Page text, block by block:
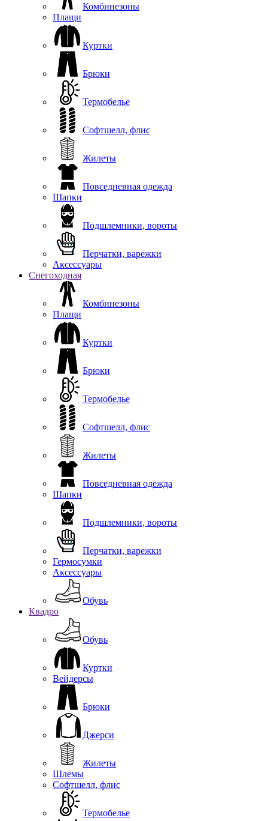
Комбинезоны
Плащи
Куртки
Брюки
Термобелье
Софтшелл, флис
Жилеты
Повседневная одежда
Шапки
Подшлемники, вороты
Перчатки, варежки
Аксессуары
Снегоходная
Комбинезоны
Плащи
Куртки
Брюки
Термобелье
Софтшелл, флис
Жилеты
Повседневная одежда
Шапки
Подшлемники, вороты
Перчатки, варежки
Гермосумки
Аксессуары
Обувь
Квадро
Обувь
Куртки
Вейдерсы
Брюки
Джерси
Жилеты
Шлемы
Софтшелл, флис
Термобелье